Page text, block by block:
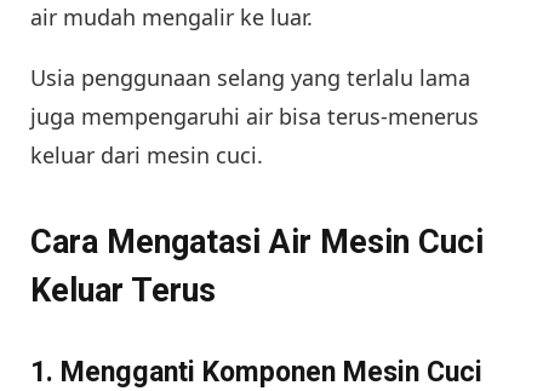
air mudah mengalir ke luar.
Usia penggunaan selang yang terlalu lama
juga mempengaruhi air bisa terus-menerus
keluar dari mesin cuci.
Cara Mengatasi Air Mesin Cuci
Keluar Terus
1. Mengganti Komponen Mesin Cuci